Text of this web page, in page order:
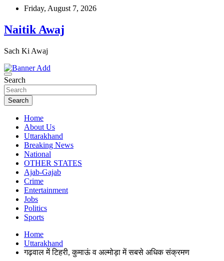
Skip
content
Friday, August 7, 2026
Naitik Awaj
Sach Ki Awaj
Search
Search
Home
About Us
Uttarakhand
Breaking News
National
OTHER STATES
Ajab-Gajab
Crime
Entertainment
Jobs
Politics
Sports
Home
Uttarakhand
गढ़वाल में टिहरी, कुमाऊं व अल्मोड़ा में सबसे अधिक संक्रमण